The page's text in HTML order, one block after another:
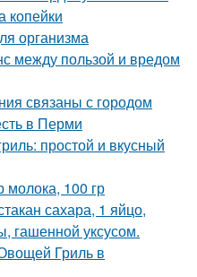
копейки
организма
между пользой и вредом
связаны с городом
в Перми
простой и вкусный
молока, 100 гр
сахара, 1 яйцо,
гашенной уксусом.
Гриль в